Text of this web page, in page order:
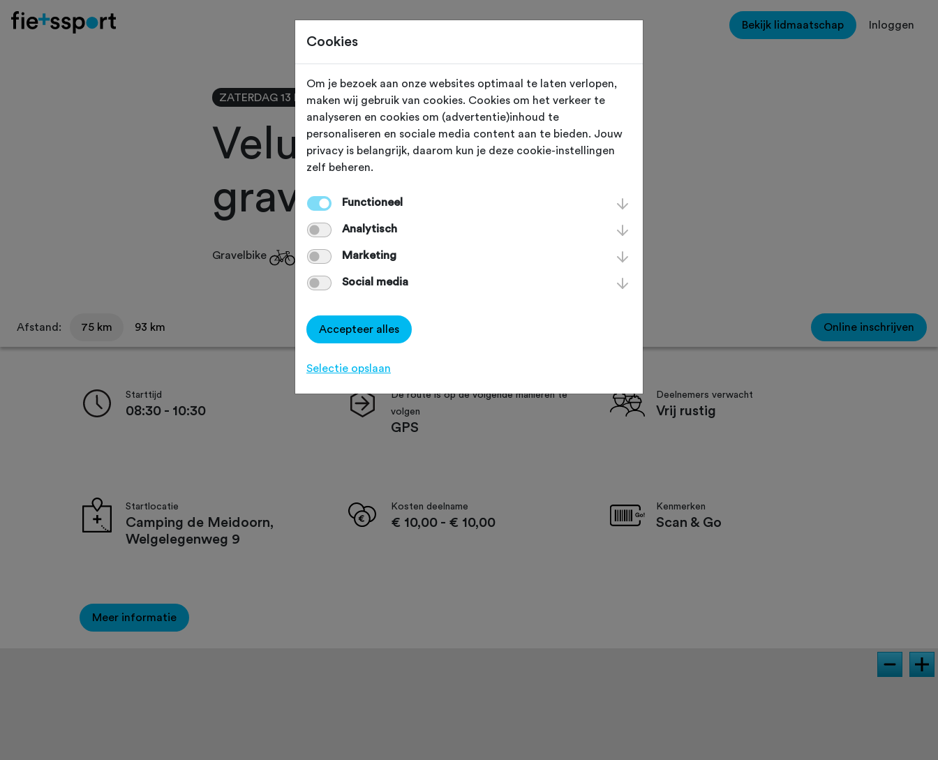
Bekijk lidmaatschap Inloggen
ZATERDAG 13 FEB 2027 Stroe (Gelderland)
Veluws Mooiste
graveltocht
Gravelbike Agenda
Afstand: 75 km 93 km Online inschrijven
Starttijd
08:30 - 10:30
De route is op de volgende manieren te
volgen
GPS
Deelnemers verwacht
Vrij rustig
Startlocatie
Camping de Meidoorn,
Welgelegenweg 9
Kosten deelname
€ 10,00 - € 10,00
Kenmerken
Scan & Go
Meer informatie
Cookies
Om je bezoek aan onze websites optimaal te laten verlopen,
maken wij gebruik van cookies. Cookies om het verkeer te
analyseren en cookies om (advertentie)inhoud te
personaliseren en sociale media content aan te bieden. Jouw
privacy is belangrijk, daarom kun je deze cookie-instellingen
zelf beheren.
Functioneel
Analytisch
Marketing
Social media
Accepteer alles
Selectie opslaan